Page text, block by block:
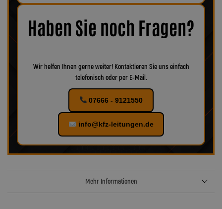
maximale Sicherheit zu gewährleisten.
Bei uns finden Sie
verschiedenes Zubehör für Ihr KFZ!
Haben Sie noch Fragen?
Wir helfen Ihnen gerne weiter! Kontaktieren Sie uns einfach
telefonisch oder per E-Mail.
07666 - 9121550
info@kfz-leitungen.de
Mehr Informationen